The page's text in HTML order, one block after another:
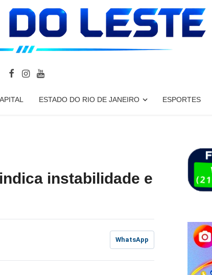
ESTADO DO RIO DE JANEIRO ESPORTES
instabilidade e
WhatsApp